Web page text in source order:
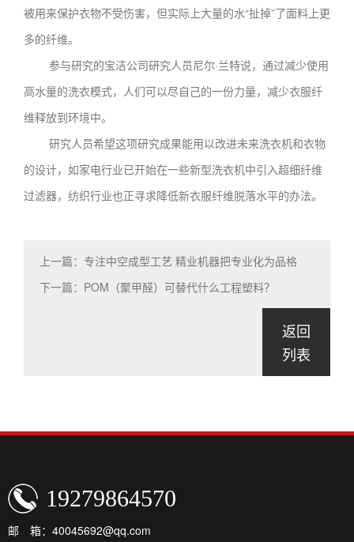
被用来保护衣物不受伤害，但实际上大量的水“扯掉”了面料上更
多的纤维。
参与研究的宝洁公司研究人员尼尔·兰特说，通过减少使用
高水量的洗衣模式，人们可以尽自己的一份力量，减少衣服纤
维释放到环境中。
研究人员希望这项研究成果能用以改进未来洗衣机和衣物
的设计，如家电行业已开始在一些新型洗衣机中引入超细纤维
过滤器，纺织行业也正寻求降低新衣服纤维脱落水平的办法。
上一篇：专注中空成型工艺 精业机器把专业化为品格
下一篇：POM（聚甲醛）可替代什么工程塑料？
返回
列表
19279864570
邮 箱：40045692@qq.com